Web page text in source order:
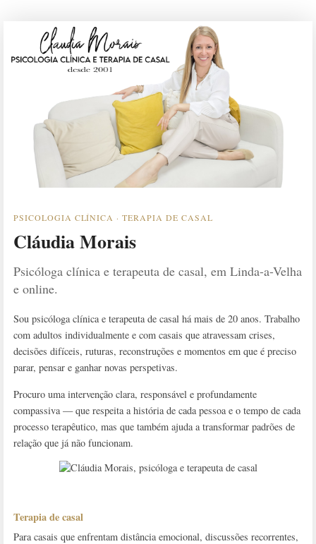
PSICOLOGIA CLÍNICA · TERAPIA DE CASAL
Cláudia Morais
Psicóloga clínica e terapeuta de casal, em Linda-a-Velha
e online.
Sou psicóloga clínica e terapeuta de casal há mais de 20 anos. Trabalho
com adultos individualmente e com casais que atravessam crises,
decisões difíceis, ruturas, reconstruções e momentos em que é preciso
parar, pensar e ganhar novas perspetivas.
Procuro uma intervenção clara, responsável e profundamente
compassiva — que respeita a história de cada pessoa e o tempo de cada
processo terapêutico, mas que também ajuda a transformar padrões de
relação que já não funcionam.
Terapia de casal
Para casais que enfrentam distância emocional, discussões recorrentes,